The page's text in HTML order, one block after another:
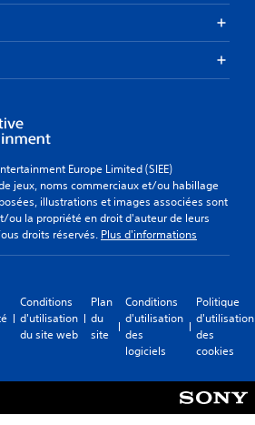
Europe Limited (SIEE)
jeux, noms commerciaux et/ou habillage
illustrations et images associées sont
ou la propriété en droit d'auteur de leurs
droits réservés. Plus d'informations
Conditions
d'utilisation
du site web
Plan
du
site
Conditions
d'utilisation
des
logiciels
Politique
d'utilisation
des
cookies